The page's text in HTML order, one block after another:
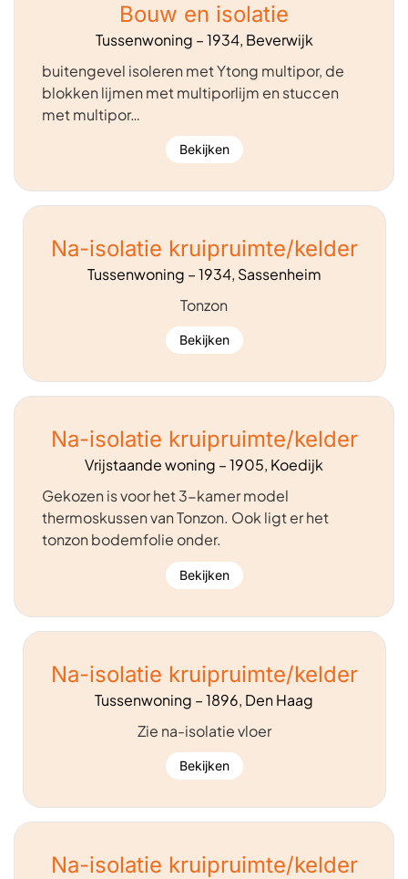
Bouw en isolatie
Tussenwoning – 1934, Beverwijk
buitengevel isoleren met Ytong multipor, de
blokken lijmen met multiporlijm en stuccen
met multipor…
Bekijken
Na-isolatie kruipruimte/kelder
Tussenwoning – 1934, Sassenheim
Tonzon
Bekijken
Na-isolatie kruipruimte/kelder
Vrijstaande woning – 1905, Koedijk
Gekozen is voor het 3-kamer model
thermoskussen van Tonzon. Ook ligt er het
tonzon bodemfolie onder.
Bekijken
Na-isolatie kruipruimte/kelder
Tussenwoning – 1896, Den Haag
Zie na-isolatie vloer
Bekijken
Na-isolatie kruipruimte/kelder